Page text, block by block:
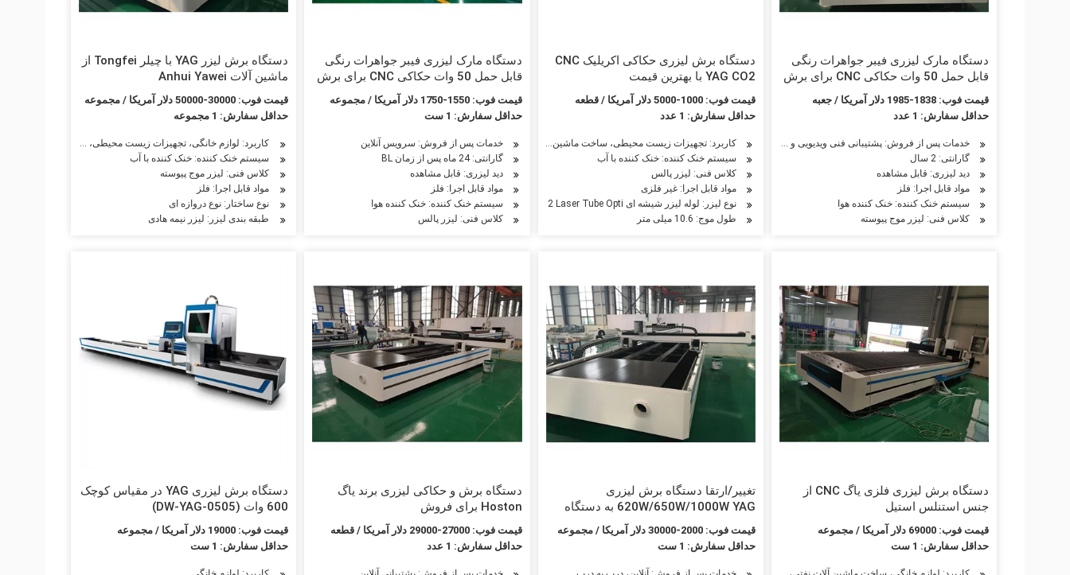
دستگاه مارک لیزری فیبر جواهرات رنگی
قابل حمل 50 وات حکاکی CNC برای برش
فلز آرم سه بعدی پلاستیکی زنجیره طلایی
صفحه شماره Galvo YAG چاپ
زیرسطحی
قیمت فوب: 1838-1985 دلار آمریکا / جعبه
حداقل سفارش: 1 عدد
خدمات پس از فروش: پشتیبانی فنی ویدیویی و قطعات یدکی رایگان
گارانتی: 2 سال
دید لیزری: قابل مشاهده
مواد قابل اجرا: فلز
سیستم خنک کننده: خنک کننده هوا
کلاس فنی: لیزر موج پیوسته
دستگاه برش لیزری حکاکی اکریلیک CNC
YAG CO2 با بهترین قیمت
قیمت فوب: 1000-5000 دلار آمریکا / قطعه
حداقل سفارش: 1 عدد
کاربرد: تجهیزات زیست محیطی، ساخت ماشین آلات نفتی، ماشین آلات کشاورزی، ماشین آلات نساجی، صنعت خودرو، صنعت چوب، صنعت تبلیغات
سیستم خنک کننده: خنک کننده با آب
کلاس فنی: لیزر پالس
مواد قابل اجرا: غیر فلزی
نوع لیزر: لوله لیزر شیشه ای CO2/(RF Metal CO2 Laser Tube Opti
طول موج: 10.6 میلی متر
دستگاه مارک لیزری فیبر جواهرات رنگی
قابل حمل 50 وات حکاکی CNC برای برش
فلز آرم سه بعدی پلاستیکی زنجیره طلایی
صفحه شماره Galvo YAG چاپ
زیرسطحی
قیمت فوب: 1550-1750 دلار آمریکا / مجموعه
حداقل سفارش: 1 ست
خدمات پس از فروش: سرویس آنلاین
گارانتی: 24 ماه پس از زمان BL
دید لیزری: قابل مشاهده
مواد قابل اجرا: فلز
سیستم خنک کننده: خنک کننده هوا
کلاس فنی: لیزر پالس
دستگاه برش لیزر YAG با چیلر Tongfei از
ماشین آلات Anhui Yawei
قیمت فوب: 30000-50000 دلار آمریکا / مجموعه
حداقل سفارش: 1 مجموعه
کاربرد: لوازم خانگی، تجهیزات زیست محیطی، ساخت ماشین آلات
سیستم خنک کننده: خنک کننده با آب
کلاس فنی: لیزر موج پیوسته
مواد قابل اجرا: فلز
نوع ساختار: نوع دروازه ای
طبقه بندی لیزر: لیزر نیمه هادی
دستگاه برش لیزری فلزی یاگ CNC از
جنس استنلس استیل
قیمت فوب: 69000 دلار آمریکا / مجموعه
حداقل سفارش: 1 ست
تغییر/ارتقا دستگاه برش لیزری
620W/650W/1000W YAG به دستگاه
قیمت فوب: 2000-30000 دلار آمریکا / مجموعه
حداقل سفارش: 1 ست
دستگاه برش و حکاکی لیزری برند یاگ
Hoston برای فروش
قیمت فوب: 27000-29000 دلار آمریکا / قطعه
حداقل سفارش: 1 عدد
دستگاه برش لیزری YAG در مقیاس کوچک
600 وات (DW-YAG-0505)
قیمت فوب: 19000 دلار آمریکا / مجموعه
حداقل سفارش: 1 ست